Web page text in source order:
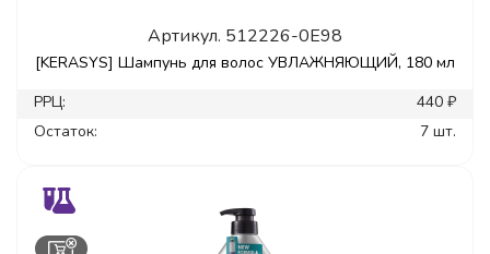
Артикул. 512226-0E98
[KERASYS] Шампунь для волос УВЛАЖНЯЮЩИЙ, 180 мл
РРЦ:
440 ₽
Остаток:
7 шт.